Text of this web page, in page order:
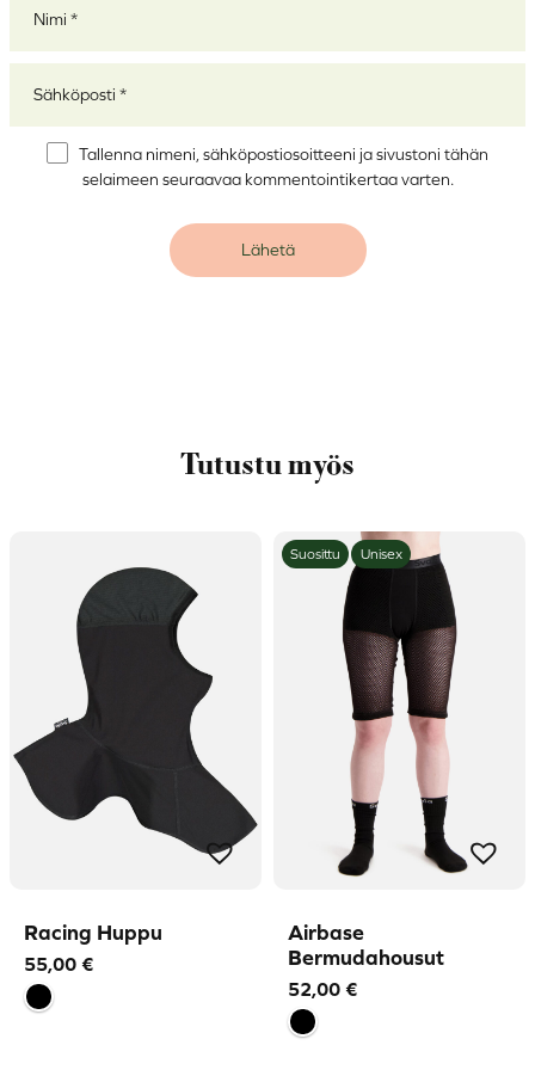
Tallenna nimeni, sähköpostiosoitteeni ja sivustoni tähän
selaimeen seuraavaa kommentointikertaa varten.
Tutustu myös
Racing Huppu
55,00 €
Suosittu Unisex
Airbase
Bermudahousut
52,00 €